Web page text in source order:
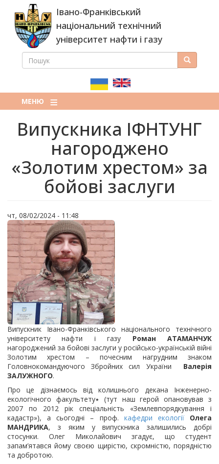
основного
вмісту
Івано-Франківський
національний технічний
університет нафти і газу
ПОШУКОВА
ПОШУК Пошук
МЕНЮ
Випускника ІФНТУНГ
нагороджено
«Золотим хрестом» за
бойові заслуги
чт, 08/02/2024 - 11:48
Випускник Івано-Франківського національного технічного
університету нафти і газу Роман АТАМАНЧУК
нагороджений за бойові заслуги у російсько-українській війні
Золотим хрестом – почесним нагрудним знаком
Головнокомандуючого Збройних сил України Валерія
ЗАЛУЖНОГО.
Про це дізнаємось від колишнього декана Інженерно-
екологічного факультету٭ (тут наш герой опановував з
2007 по 2012 рік спеціальність «Землевпорядкування і
кадастр»), а сьогодні – проф. кафедри екології
Олега
МАНДРИКА, з яким у випускника залишились добрі
стосунки. Олег Миколайович згадує, що студент
запам’ятався йому своєю щирістю, скромністю, порядністю
та добротою.